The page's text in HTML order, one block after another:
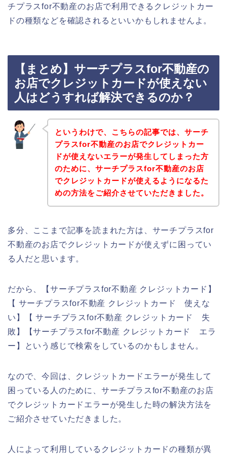
チプラスfor不動産のお店で利用できるクレジットカー
ドの種類などを確認されるといいかもしれませんよ。
【まとめ】サーチプラスfor不動産の
お店でクレジットカードが使えない
人はどうすれば解決できるのか？
というわけで、こちらの記事では、サーチ
プラスfor不動産のお店でクレジットカー
ドが使えないエラーが発生してしまった方
のために、サーチプラスfor不動産のお店
でクレジットカードが使えるようになるた
めの方法をご紹介させていただきました。
多分、ここまで記事を読まれた方は、サーチプラスfor
不動産のお店でクレジットカードが使えずに困ってい
る人だと思います。
だから、【サーチプラスfor不動産 クレジットカード】
【 サーチプラスfor不動産 クレジットカード 使えな
い】【 サーチプラスfor不動産 クレジットカード 失
敗】【サーチプラスfor不動産 クレジットカード エラ
ー】という感じで検索をしているのかもしません。
なので、今回は、クレジットカードエラーが発生して
困っている人のために、サーチプラスfor不動産のお店
でクレジットカードエラーが発生した時の解決方法を
ご紹介させていただきました。
人によって利用しているクレジットカードの種類が異